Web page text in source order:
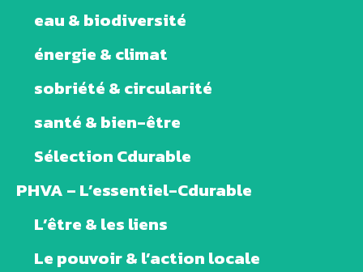
eau & biodiversité
énergie & climat
sobriété & circularité
santé & bien-être
Sélection Cdurable
PHVA – L’essentiel-Cdurable
L’être & les liens
Le pouvoir & l’action locale